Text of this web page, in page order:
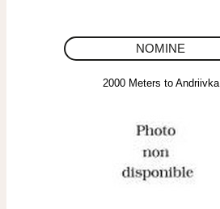
NOMINE
2000 Meters to Andriivka